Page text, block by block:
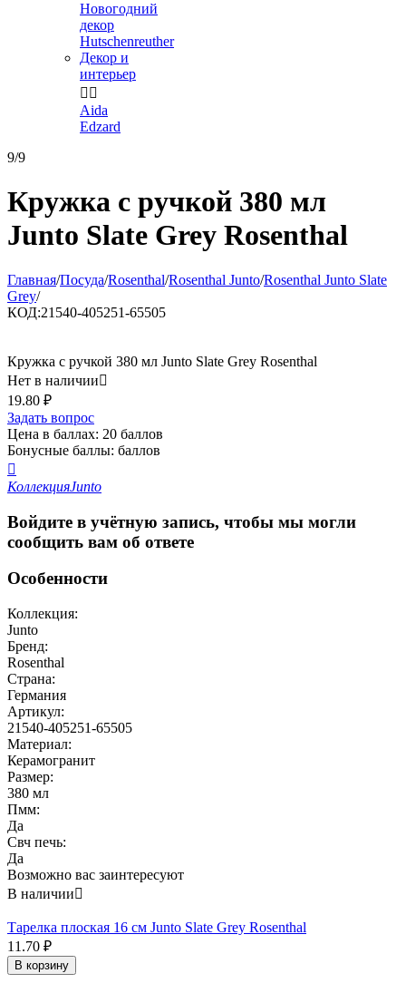
Новогодний
декор
Hutschenreuther
Декор и
интерьер
 
Aida
Edzard
9/9
Кружка с ручкой 380 мл
Junto Slate Grey Rosenthal
Главная/Посуда/Rosenthal/Rosenthal Junto/Rosenthal Junto Slate
Grey/
КОД:21540-405251-65505
Кружка с ручкой 380 мл Junto Slate Grey Rosenthal
Нет в наличии
19.80 ₽
Задать вопрос
Цена в баллах: 20 баллов
Бонусные баллы: баллов

КоллекцияJunto
Войдите в учётную запись, чтобы мы могли
сообщить вам об ответе
Особенности
Коллекция:
Junto
Бренд:
Rosenthal
Страна:
Германия
Артикул:
21540-405251-65505
Материал:
Керамогранит
Размер:
380 мл
Пмм:
Да
Свч печь:
Да
Возможно вас заинтересуют
В наличии
Тарелка плоская 16 см Junto Slate Grey Rosenthal
11.70 ₽
В корзину